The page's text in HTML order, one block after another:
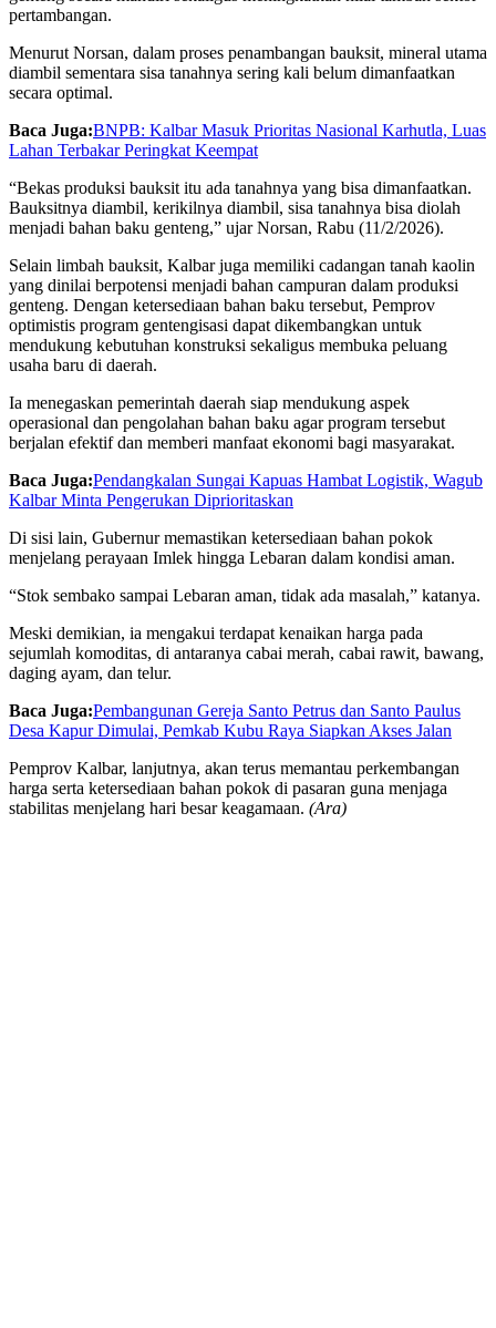
pertambangan.
Menurut Norsan, dalam proses penambangan bauksit, mineral utama
diambil sementara sisa tanahnya sering kali belum dimanfaatkan
secara optimal.
Baca Juga:BNPB: Kalbar Masuk Prioritas Nasional Karhutla, Luas
Lahan Terbakar Peringkat Keempat
“Bekas produksi bauksit itu ada tanahnya yang bisa dimanfaatkan.
Bauksitnya diambil, kerikilnya diambil, sisa tanahnya bisa diolah
menjadi bahan baku genteng,” ujar Norsan, Rabu (11/2/2026).
Selain limbah bauksit, Kalbar juga memiliki cadangan tanah kaolin
yang dinilai berpotensi menjadi bahan campuran dalam produksi
genteng. Dengan ketersediaan bahan baku tersebut, Pemprov
optimistis program gentengisasi dapat dikembangkan untuk
mendukung kebutuhan konstruksi sekaligus membuka peluang
usaha baru di daerah.
Ia menegaskan pemerintah daerah siap mendukung aspek
operasional dan pengolahan bahan baku agar program tersebut
berjalan efektif dan memberi manfaat ekonomi bagi masyarakat.
Baca Juga:Pendangkalan Sungai Kapuas Hambat Logistik, Wagub
Kalbar Minta Pengerukan Diprioritaskan
Di sisi lain, Gubernur memastikan ketersediaan bahan pokok
menjelang perayaan Imlek hingga Lebaran dalam kondisi aman.
“Stok sembako sampai Lebaran aman, tidak ada masalah,” katanya.
Meski demikian, ia mengakui terdapat kenaikan harga pada
sejumlah komoditas, di antaranya cabai merah, cabai rawit, bawang,
daging ayam, dan telur.
Baca Juga:Pembangunan Gereja Santo Petrus dan Santo Paulus
Desa Kapur Dimulai, Pemkab Kubu Raya Siapkan Akses Jalan
Pemprov Kalbar, lanjutnya, akan terus memantau perkembangan
harga serta ketersediaan bahan pokok di pasaran guna menjaga
stabilitas menjelang hari besar keagamaan. (Ara)